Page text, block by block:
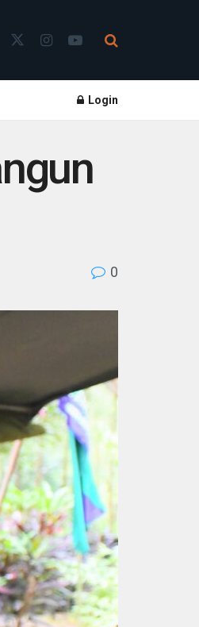
Login
0